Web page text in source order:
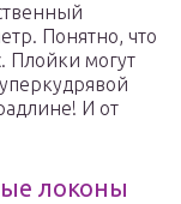
Понятно, что
Плойки могут
И от
локоны